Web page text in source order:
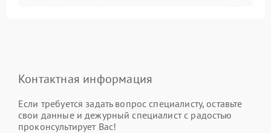
Контактная информация
Если требуется задать вопрос специалисту, оставьте
свои данные и дежурный специалист с радостью
проконсультирует Вас!